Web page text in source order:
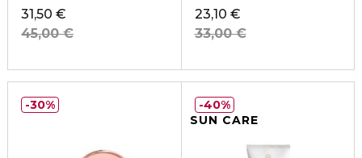
31,50 €
45,00 €
23,10 €
33,00 €
30%
SUN CARE
40%